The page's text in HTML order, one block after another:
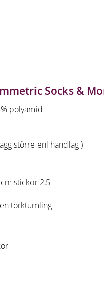
Socks &
polyamid
större enl handlag )
stickor 2,5
torktumling